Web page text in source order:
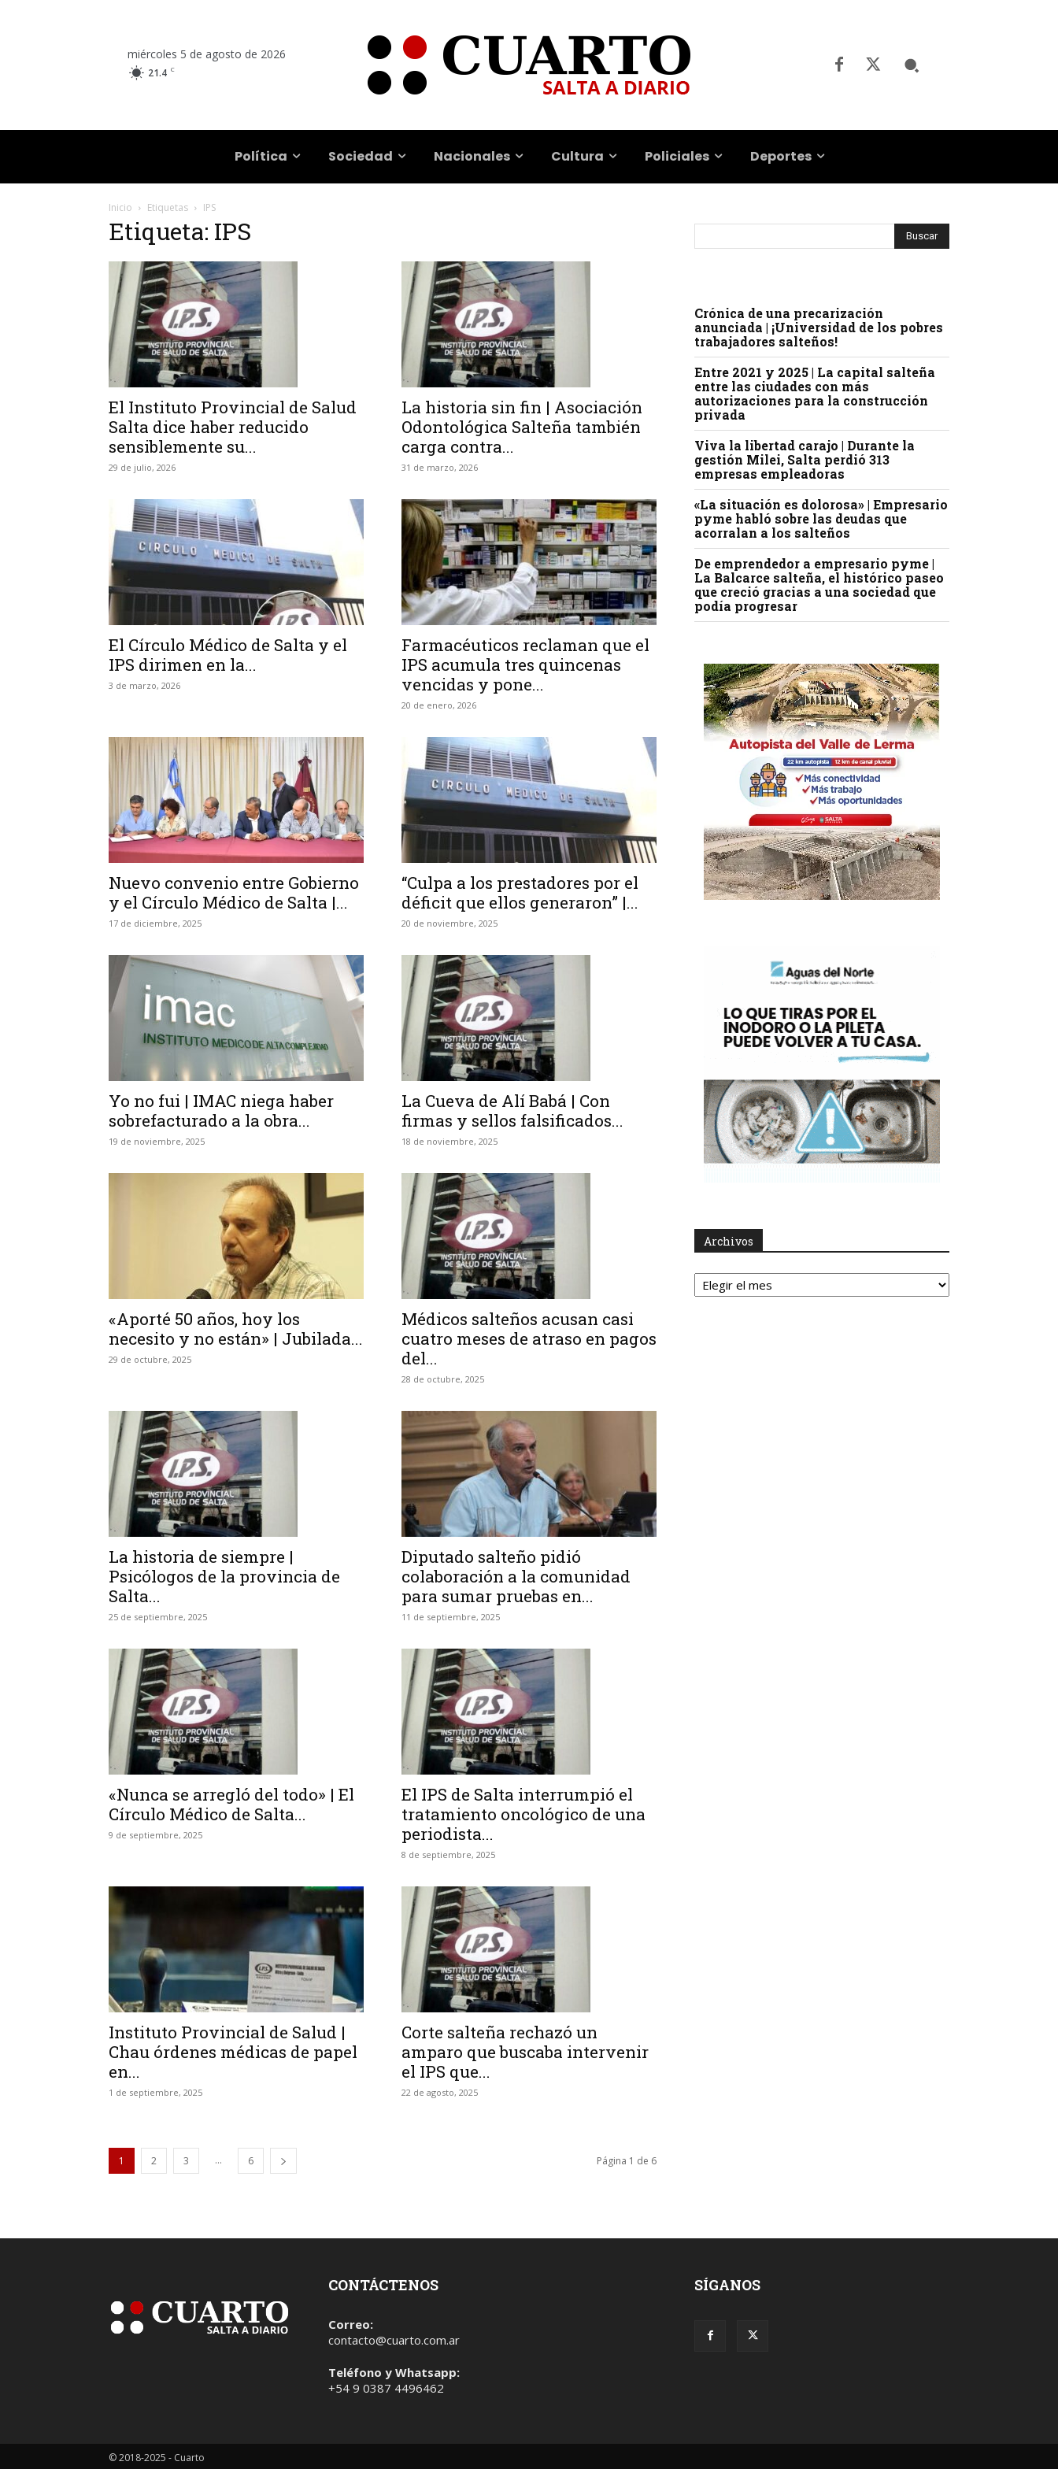
miércoles 5 de agosto de 2026
21.4 C
Política Sociedad Nacionales Cultura Policiales Deportes
Inicio Etiquetas IPS
Etiqueta: IPS
El Instituto Provincial de Salud
Salta dice haber reducido
sensiblemente su...
29 de julio, 2026
La historia sin fin | Asociación
Odontológica Salteña también
carga contra...
31 de marzo, 2026
El Círculo Médico de Salta y el
IPS dirimen en la...
3 de marzo, 2026
Farmacéuticos reclaman que el
IPS acumula tres quincenas
vencidas y pone...
20 de enero, 2026
Nuevo convenio entre Gobierno
y el Círculo Médico de Salta |...
17 de diciembre, 2025
“Culpa a los prestadores por el
déficit que ellos generaron” |...
20 de noviembre, 2025
Yo no fui | IMAC niega haber
sobrefacturado a la obra...
19 de noviembre, 2025
La Cueva de Alí Babá | Con
firmas y sellos falsificados...
18 de noviembre, 2025
«Aporté 50 años, hoy los
necesito y no están» | Jubilada...
29 de octubre, 2025
Médicos salteños acusan casi
cuatro meses de atraso en pagos
del...
28 de octubre, 2025
La historia de siempre |
Psicólogos de la provincia de
Salta...
25 de septiembre, 2025
Diputado salteño pidió
colaboración a la comunidad
para sumar pruebas en...
11 de septiembre, 2025
«Nunca se arregló del todo» | El
Círculo Médico de Salta...
9 de septiembre, 2025
El IPS de Salta interrumpió el
tratamiento oncológico de una
periodista...
8 de septiembre, 2025
Instituto Provincial de Salud |
Chau órdenes médicas de papel
en...
1 de septiembre, 2025
Corte salteña rechazó un
amparo que buscaba intervenir
el IPS que...
22 de agosto, 2025
1 2 3 ... 6 Página 1 de 6
Crónica de una precarización
anunciada | ¡Universidad de los pobres
trabajadores salteños!
Entre 2021 y 2025 | La capital salteña
entre las ciudades con más
autorizaciones para la construcción
privada
Viva la libertad carajo | Durante la
gestión Milei, Salta perdió 313
empresas empleadoras
«La situación es dolorosa» | Empresario
pyme habló sobre las deudas que
acorralan a los salteños
De emprendedor a empresario pyme |
La Balcarce salteña, el histórico paseo
que creció gracias a una sociedad que
podía progresar
Archivos
Archivos
CONTÁCTENOS
Correo:
contacto@cuarto.com.ar
Teléfono y Whatsapp:
+54 9 0387 4496462
SÍGANOS
© 2018-2025 - Cuarto